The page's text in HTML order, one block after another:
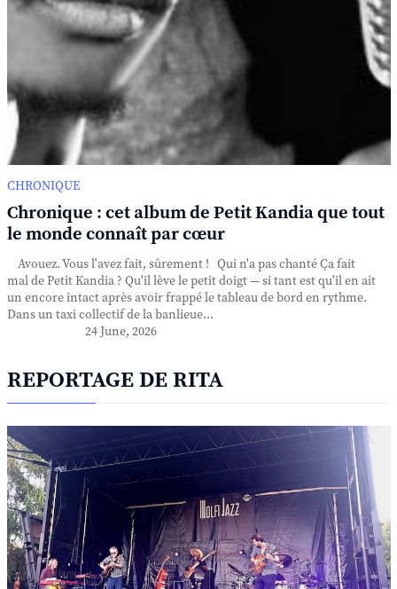
CHRONIQUE
Chronique : cet album de Petit Kandia que tout
le monde connaît par cœur
Avouez. Vous l'avez fait, sûrement ! Qui n'a pas chanté Ça fait
mal de Petit Kandia ? Qu'il lève le petit doigt — si tant est qu'il en ait
un encore intact après avoir frappé le tableau de bord en rythme.
Dans un taxi collectif de la banlieue...
24 June, 2026
REPORTAGE DE RITA